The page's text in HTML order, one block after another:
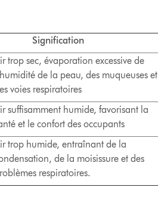
trop sec, évaporation excessive de
de la peau, des muqueuses et
voies respiratoires
suffisamment humide, favorisant la
et le confort des occupants
trop humide, entraînant de la
de la moisissure et des
respiratoires.